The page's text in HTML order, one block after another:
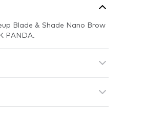
Blade & Shade Nano Brow
PANDA.